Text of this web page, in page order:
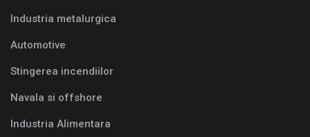
Industria metalurgica
Automotive
Stingerea incendiilor
Navala si offshore
Industria Alimentara